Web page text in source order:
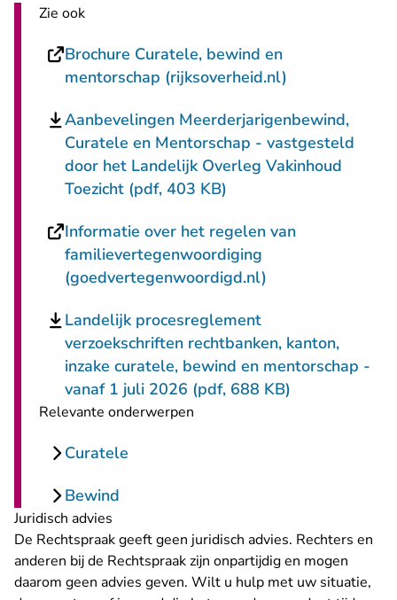
Zie ook
Brochure Curatele, bewind en
mentorschap (rijksoverheid.nl)
Aanbevelingen Meerderjarigenbewind,
Curatele en Mentorschap - vastgesteld
door het Landelijk Overleg Vakinhoud
Toezicht (pdf, 403 KB)
Informatie over het regelen van
familievertegenwoordiging
(goedvertegenwoordigd.nl)
Landelijk procesreglement
verzoekschriften rechtbanken, kanton,
inzake curatele, bewind en mentorschap -
vanaf 1 juli 2026 (pdf, 688 KB)
Relevante onderwerpen
Curatele
Bewind
Juridisch advies
De Rechtspraak geeft geen juridisch advies. Rechters en
anderen bij de Rechtspraak zijn onpartijdig en mogen
daarom geen advies geven. Wilt u hulp met uw situatie,